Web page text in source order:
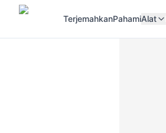
TerjemahkanPahamiAlat